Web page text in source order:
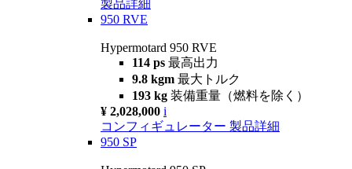
製品詳細
950 RVE
Hypermotard 950 RVE
114 ps 最高出力
9.8 kgm 最大トルク
193 kg 装備重量（燃料を除く）
¥ 2,028,000 i
コンフィギュレーター 製品詳細
950 SP